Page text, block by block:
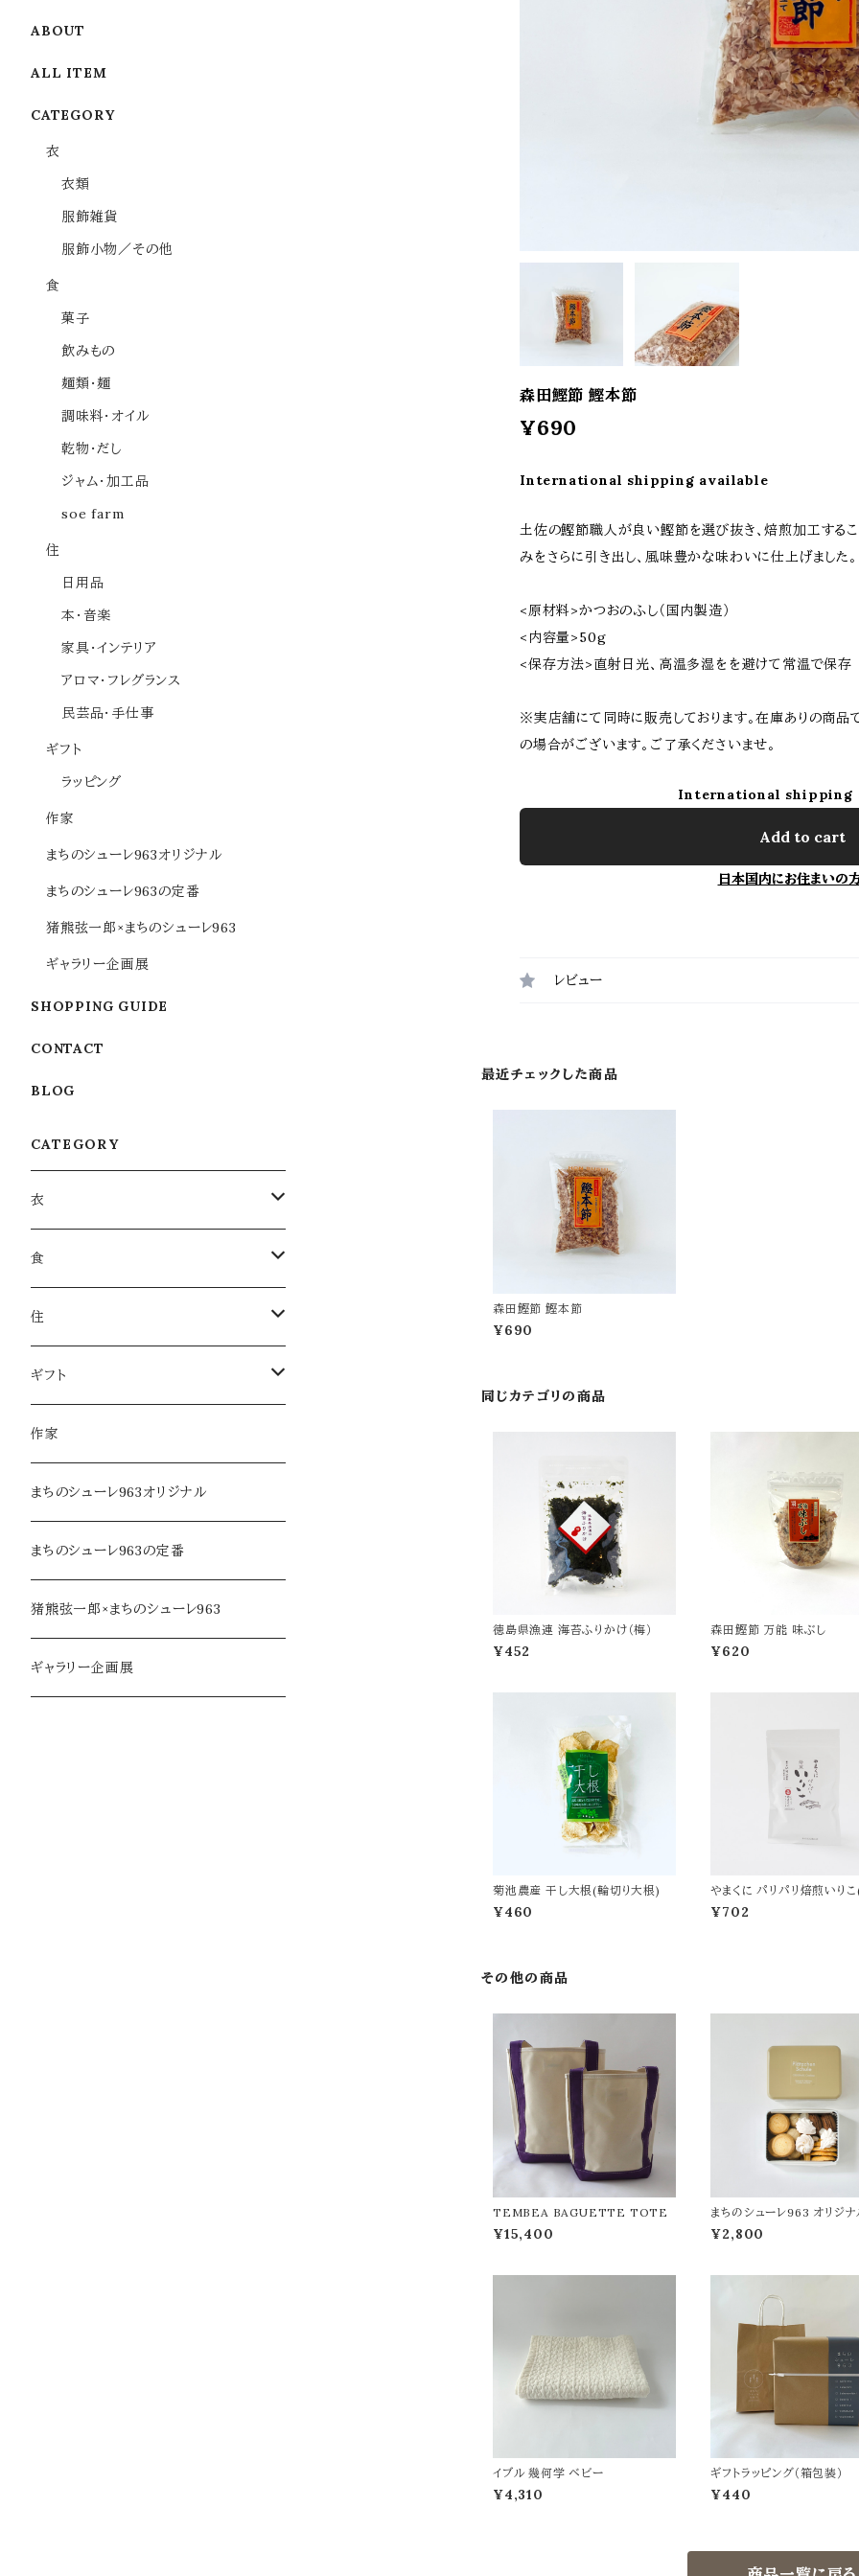
森田鰹節 鰹本節
¥690
International shipping available
土佐の鰹節職人が良い鰹節を選び抜き、焙煎加工するこ
みをさらに引き出し、風味豊かな味わいに仕上げました。
<原材料>かつおのふし（国内製造）
<内容量>50g
<保存方法>直射日光、高温多湿をを避けて常温で保存
※実店舗にて同時に販売しております。在庫ありの商
の場合がございます。ご了承くださいませ。
International shipping
Add to cart
日本国内にお住まいの
レビュー
最近チェックした商品
森田鰹節 鰹本節
¥690
同じカテゴリの商品
徳島県漁連 海苔ふりかけ（梅）
¥452
森田鰹節 万能 味ぶし
¥620
菊池農産 干し大根(輪切り大根)
¥460
やまくに パリパリ焙煎いりこ
ーン)
¥702
その他の商品
TEMBEA BAGUETTE TOTE
¥15,400
まちのシューレ963 オリジナ
キー缶
¥2,800
イブル 幾何学 ベビー
¥4,310
ギフトラッピング（箱包装）
¥440
ABOUT
ALL ITEM
CATEGORY
衣
衣類
服飾雑貨
服飾小物／その他
食
菓子
飲みもの
麺類・麺
調味料・オイル
乾物・だし
ジャム・加工品
soe farm
住
日用品
本・音楽
家具・インテリア
アロマ・フレグランス
民芸品・手仕事
ギフト
ラッピング
作家
まちのシューレ963オリジナル
まちのシューレ963の定番
猪熊弦一郎×まちのシューレ963
ギャラリー企画展
SHOPPING GUIDE
CONTACT
BLOG
CATEGORY
衣
衣類
服飾雑貨
服飾小物／その他
食
菓子
飲みもの
麺類・麺
調味料・オイル
乾物・だし
ジャム・加工品
soe farm
住
日用品
本・音楽
家具・インテリア
アロマ・フレグランス
民芸品・手仕事
ギフト
ラッピング
作家
まちのシューレ963オリジナル
まちのシューレ963の定番
猪熊弦一郎×まちのシューレ963
ギャラリー企画展